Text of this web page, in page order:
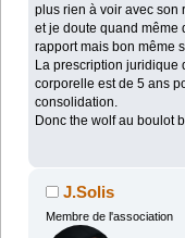
plus rien à voir avec son
et je doute quand même
rapport mais bon même
La prescription juridique
corporelle est de 5 ans
consolidation.
Donc the wolf au boulot
J.Solis
Membre de l'association